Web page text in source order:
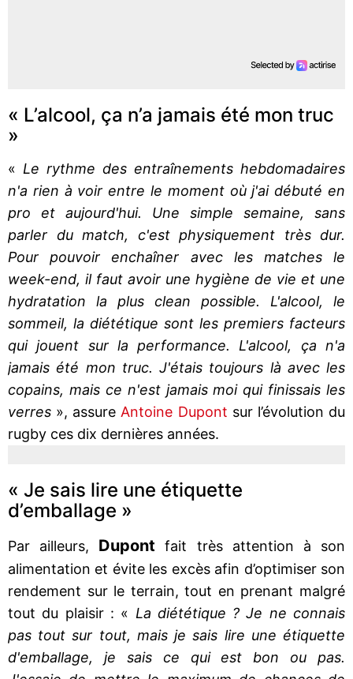
« L’alcool, ça n’a jamais été mon truc
»
« Le rythme des entraînements hebdomadaires
n'a rien à voir entre le moment où j'ai débuté en
pro et aujourd'hui. Une simple semaine, sans
parler du match, c'est physiquement très dur.
Pour pouvoir enchaîner avec les matches le
week-end, il faut avoir une hygiène de vie et une
hydratation la plus clean possible. L'alcool, le
sommeil, la diététique sont les premiers facteurs
qui jouent sur la performance. L'alcool, ça n'a
jamais été mon truc. J'étais toujours là avec les
copains, mais ce n'est jamais moi qui finissais les
verres », assure Antoine Dupont sur l’évolution du
rugby ces dix dernières années.
« Je sais lire une étiquette
d’emballage »
Par ailleurs, Dupont fait très attention à son
alimentation et évite les excès afin d’optimiser son
rendement sur le terrain, tout en prenant malgré
tout du plaisir : « La diététique ? Je ne connais
pas tout sur tout, mais je sais lire une étiquette
d'emballage, je sais ce qui est bon ou pas.